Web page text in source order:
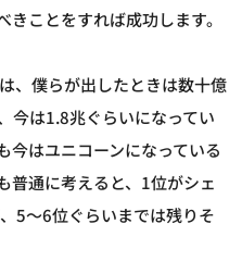
ことをすれば成功します。
、僕らが出したときは数十億
今は1.8兆ぐらいになってい
今はユニコーンになっている
普通に考えると、1位がシェ
5～6位ぐらいまでは残りそ